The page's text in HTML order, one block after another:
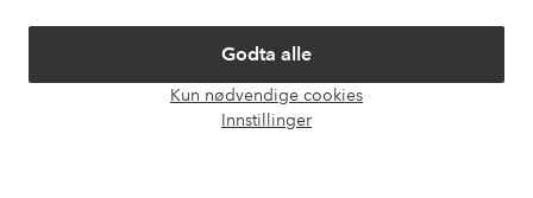
Godta alle
Kun nødvendige cookies
Innstillinger
Om Ellos